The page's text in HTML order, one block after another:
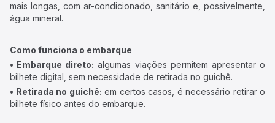
mais longas, com ar-condicionado, sanitário e, possivelmente,
água mineral.
Como funciona o embarque
• Embarque direto: algumas viações permitem apresentar o
bilhete digital, sem necessidade de retirada no guichê.
• Retirada no guichê: em certos casos, é necessário retirar o
bilhete físico antes do embarque.